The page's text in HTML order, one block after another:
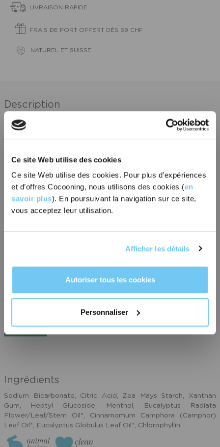
Ce site Web utilise des cookies
Ce site Web utilise des cookies. Pour plus d’expériences
et d’offres Cocooning, nous utilisons des cookies (en
savoir plus). En poursuivant la navigation sur ce site,
vous acceptez leur utilisation.
Afficher les détails
Autoriser tous les cookies
Personnaliser
LIVRAISON RAPIDE
FRAIS DE PORT OFFERT DÈS 69 CHF
NATUREL ET SUISSE
Description
Utilisations
l’abri du jet d’eau direct.
3. Laissez la magie opérer: l’eau chaude va libérer les arômes.
Avis clients
of
Ingrédients
Sodium Bicarbonate, Citric Acid, Zea Mays Starch, Xanthan
Gum, Heptyl Glucoside, Menthol, Eucalyptus Radiata
Flower/Leaf/Stem Oil*, Cinnamomum Camphora (Camphor)
Leaf Oil*, Eucalyptus Globulus Leaf Oil*, Chlorophyllin.
-15% SUR VOTRE
PREMIÈRE COMMANDE ?
Non, merci.